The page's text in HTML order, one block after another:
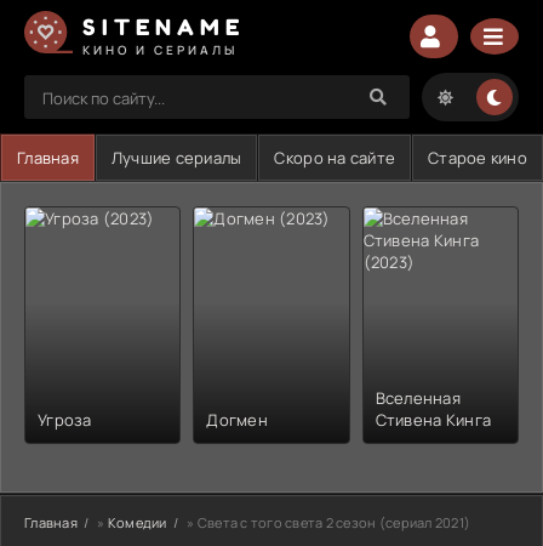
SITENAME
КИНО И СЕРИАЛЫ
Главная Лучшие сериалы Скоро на сайте Старое кино
Угроза Догмен
Вселенная
Стивена Кинга
Главная » Комедии » Света с того света 2 сезон (сериал 2021)